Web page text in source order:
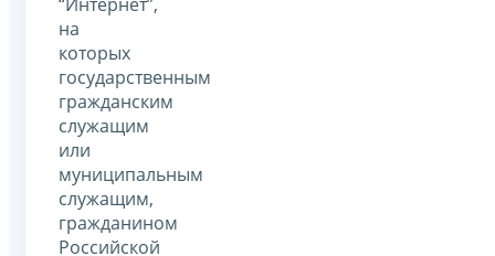
на
которых
государственным
гражданским
служащим
или
муниципальным
служащим,
гражданином
Российской